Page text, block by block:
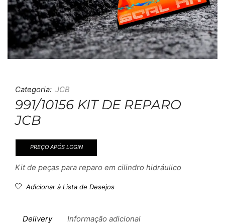
Categoria: JCB
991/10156 KIT DE REPARO
JCB
PREÇO APÓS LOGIN
Kit de peças para reparo em cilindro hidráulico
Adicionar à Lista de Desejos
Delivery Informação adicional